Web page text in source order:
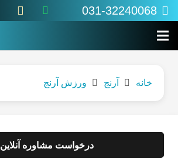
031-32240068
خانه آرنج ورزش آرنج
درخواست مشاوره آنلاین